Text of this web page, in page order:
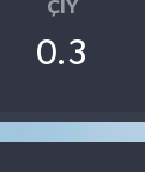
ÇIY
0.3